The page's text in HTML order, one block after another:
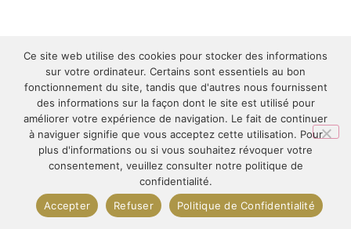
Ce site web utilise des cookies pour stocker des informations
sur votre ordinateur. Certains sont essentiels au bon
fonctionnement du site, tandis que d'autres nous fournissent
des informations sur la façon dont le site est utilisé pour
améliorer votre expérience de navigation. Le fait de continuer
à naviguer signifie que vous acceptez cette utilisation. Pour
plus d'informations ou si vous souhaitez révoquer votre
consentement, veuillez consulter notre politique de
confidentialité.
Accepter
Refuser Politique de Confidentialité